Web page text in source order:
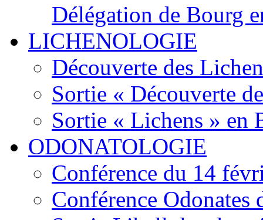
Délégation de Bourg
LICHENOLOGIE
Découverte des
Sortie « Découverte
Sortie « Lichens » en
ODONATOLOGIE
Conférence du 14
Conférence